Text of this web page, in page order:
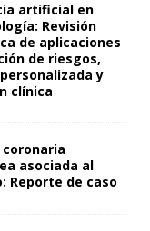
artificial en
Revisión
de aplicaciones
de riesgos,
y
clínica
coronaria
asociada al
Reporte de caso